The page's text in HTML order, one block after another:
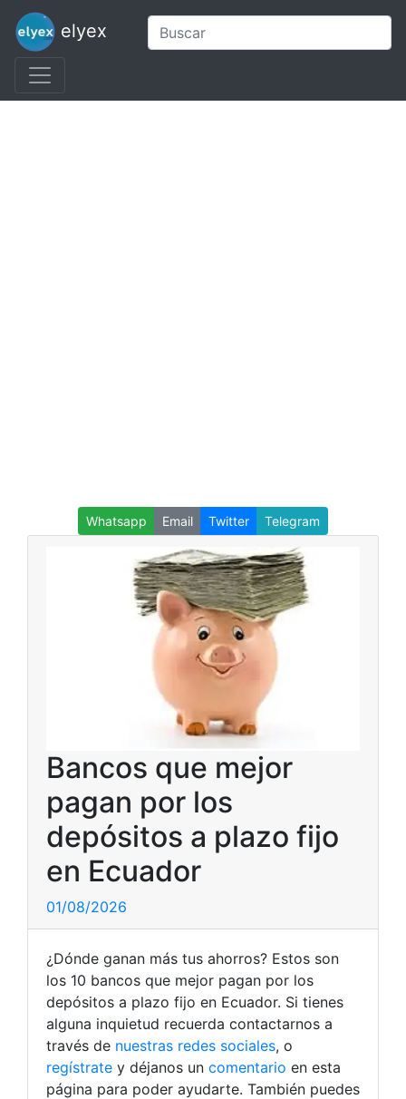
elyex
Whatsapp Email Twitter Telegram
Bancos que mejor
pagan por los
depósitos a plazo fijo
en Ecuador
01/08/2026
¿Dónde ganan más tus ahorros? Estos son
los 10 bancos que mejor pagan por los
depósitos a plazo fijo en Ecuador. Si tienes
alguna inquietud recuerda contactarnos a
través de nuestras redes sociales, o
regístrate y déjanos un comentario en esta
página para poder ayudarte. También puedes